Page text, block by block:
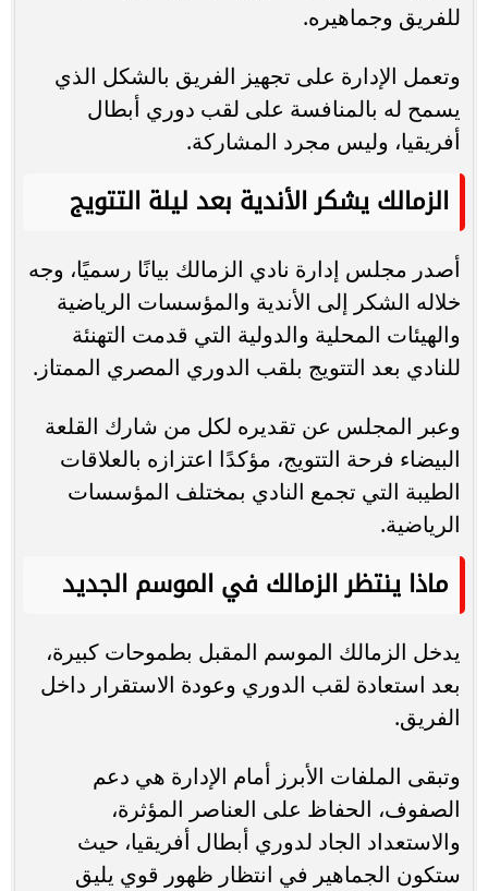
للفريق وجماهيره.
وتعمل الإدارة على تجهيز الفريق بالشكل الذي
يسمح له بالمنافسة على لقب دوري أبطال
أفريقيا، وليس مجرد المشاركة.
الزمالك يشكر الأندية بعد ليلة التتويج
أصدر مجلس إدارة نادي الزمالك بيانًا رسميًا، وجه
خلاله الشكر إلى الأندية والمؤسسات الرياضية
والهيئات المحلية والدولية التي قدمت التهنئة
للنادي بعد التتويج بلقب الدوري المصري الممتاز.
وعبر المجلس عن تقديره لكل من شارك القلعة
البيضاء فرحة التتويج، مؤكدًا اعتزازه بالعلاقات
الطيبة التي تجمع النادي بمختلف المؤسسات
الرياضية.
ماذا ينتظر الزمالك في الموسم الجديد
يدخل الزمالك الموسم المقبل بطموحات كبيرة،
بعد استعادة لقب الدوري وعودة الاستقرار داخل
الفريق.
وتبقى الملفات الأبرز أمام الإدارة هي دعم
الصفوف، الحفاظ على العناصر المؤثرة،
والاستعداد الجاد لدوري أبطال أفريقيا، حيث
ستكون الجماهير في انتظار ظهور قوي يليق